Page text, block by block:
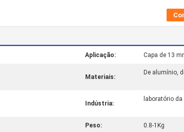
Aplicação: Capa de 13
Materiais:
De alumínio,
Indústria:
laboratório
Peso: 0.8-1Kg